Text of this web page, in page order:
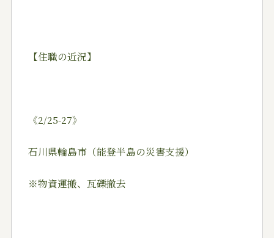
【住職の近況】
《2/25-27》
石川県輪島市（能登半島の災害支援）
※物資運搬、瓦礫撤去